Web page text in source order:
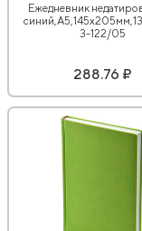
Ежедневник
3-122/05
288.76 ₽